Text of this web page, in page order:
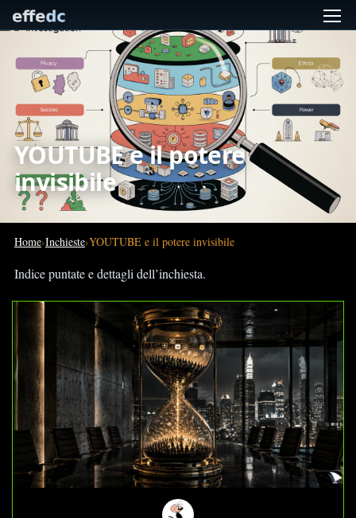
YOUTUBE e il potere
invisibile
Home Inchieste YOUTUBE e il potere invisibile
Indice puntate e dettagli dell’inchiesta.